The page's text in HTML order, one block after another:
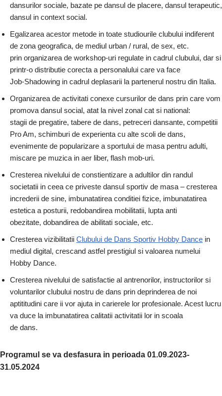
dansurilor sociale, bazate pe dansul de placere, dansul terapeutic,
dansul in context social.
Egalizarea acestor metode in toate studiourile clubului indiferent
de zona geografica, de mediul urban / rural, de sex, etc.
prin organizarea de workshop-uri regulate in cadrul clubului, dar si
printr-o distributie corecta a personalului care va face
Job-Shadowing in cadrul deplasarii la partenerul nostru din Italia.
Organizarea de activitati conexe cursurilor de dans prin care vom
promova dansul social, atat la nivel zonal cat si national:
stagii de pregatire, tabere de dans, petreceri dansante, competitii
Pro Am, schimburi de experienta cu alte scoli de dans,
evenimente de popularizare a sportului de masa pentru adulti,
miscare pe muzica in aer liber, flash mob-uri.
Cresterea nivelului de constientizare a adultilor din randul
societatii in ceea ce priveste dansul sportiv de masa – cresterea
increderii de sine, imbunatatirea conditiei fizice, imbunatatirea
estetica a posturii, redobandirea mobilitatii, lupta anti
obezitate, dobandirea de abilitati sociale, etc.
Cresterea vizibilitatii Clubului de Dans Sportiv Hobby Dance in
mediul digital, crescand astfel prestigiul si valoarea numelui
Hobby Dance.
Cresterea nivelului de satisfactie al antrenorilor, instructorilor si
voluntarilor clubului nostru de dans prin deprinderea de noi
aptititudini care ii vor ajuta in carierele lor profesionale. Acest lucru
va duce la imbunatatirea calitatii activitatii lor in scoala
de dans.
Programul se va desfasura in perioada 01.09.2023-
31.05.2024